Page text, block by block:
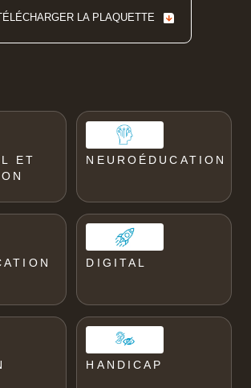
LA PLAQUETTE
ET
NEUROÉDUCATION
DIGITAL
HANDICAP